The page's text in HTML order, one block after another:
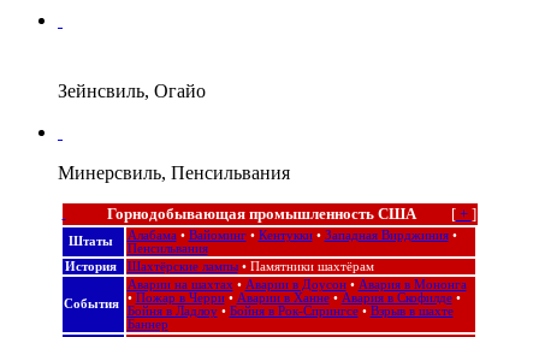
Зейнсвиль, Огайо
Минерсвиль, Пенсильвания
[+ ]
Горнодобывающая промышленность США
Штаты Алабама• Вайоминг• Кентукки• Западная Вирджиния•
Пенсильвания
История
Шахтёрские лампы• Памятники шахтёрам
События
Аварии на шахтах • Аварии в Доусон• Авария в Мононга
• Пожар в Черри• Аварии в Ханне• Авария в Скофилде•
Бойня в Ладлоу• Бойня в Рок-Спрингсе• Взрыв в шахте
Баннер